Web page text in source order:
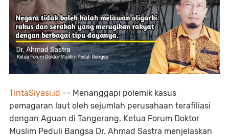
TintaSiyasi.id -- Menanggapi polemik kasus
pemagaran laut oleh sejumlah perusahaan terafiliasi
dengan Aguan di Tangerang, Ketua Forum Doktor
Muslim Peduli Bangsa Dr. Ahmad Sastra menjelaskan